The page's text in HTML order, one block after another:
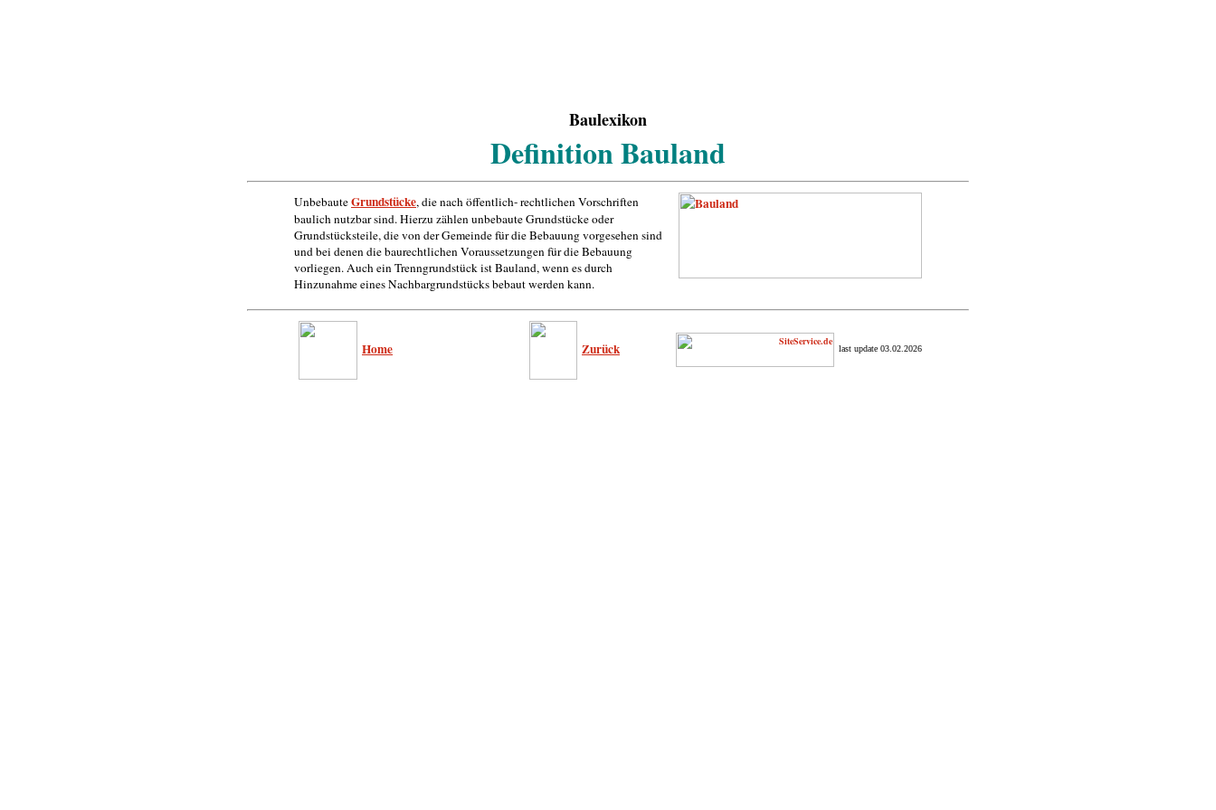
Baulexikon
Definition Bauland
UnbebauteGrundstücke, die nach öffentlich- rechtlichen Vorschriften
baulich nutzbar sind. Hierzu zählen unbebaute Grundstücke oder
Grundstücksteile, die von der Gemeinde für die Bebauung vorgesehen sind
und bei denen die baurechtlichen Voraussetzungen für die Bebauung
vorliegen. Auch ein Trenngrundstück ist Bauland, wenn es durch
Hinzunahme eines Nachbargrundstücks bebaut werden kann.
Home Zurück last update 03.02.2026